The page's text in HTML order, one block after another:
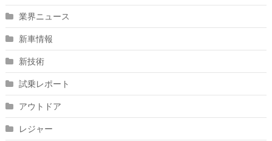
業界ニュース
新車情報
新技術
試乗レポート
アウトドア
レジャー